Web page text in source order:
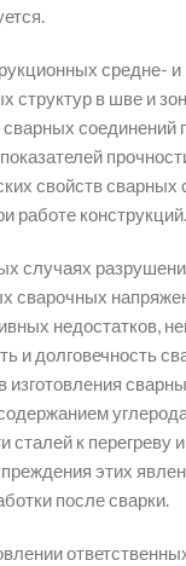
средне-
структур в шве и
соединений
свойств сварных
работе конструкций.
случаях
сварочных
недостатков,
и долговечность
изготовления
сталей к
этих
после сварки.